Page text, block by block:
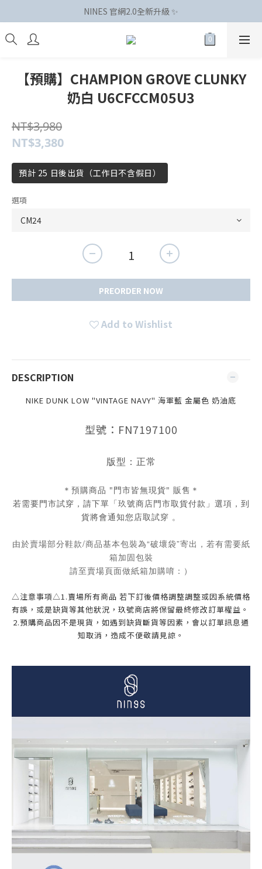
NINES 官網2.0全新升級 ✨
【預購】CHAMPION GROVE CLUNKY
奶白 U6CFCCM05U3
NT$3,980
NT$3,380
預計 25 日後出貨（工作日不含假日）
選項
PREORDER NOW
Add to Wishlist
DESCRIPTION
NIKE DUNK LOW "VINTAGE NAVY" 海軍藍 金屬色 奶油底
型號：FN7197100
版型：正常
＊預購商品 "門市皆無現貨" 販售＊
若需要門市試穿，請下單「玖號商店門市取貨付款」選項，到
貨將會通知您店取試穿 。
由於賣場部分鞋款/商品基本包裝為“破壞袋”寄出，若有需要紙
箱加固包裝
請至賣場頁面做紙箱加購唷：）
△注意事項△1.賣場所有商品 若下訂後價格調整調整或因系統價格
有誤，或是缺貨等其他狀況，玖號商店將保留最終修改訂單權益。
2.預購商品因不是現貨，如遇到缺貨斷貨等因素，會以訂單訊息通
知取消，造成不便敬請見諒。